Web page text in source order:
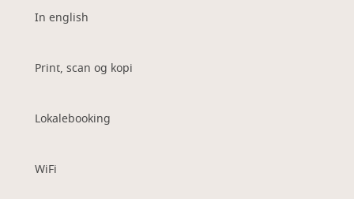
In english
Print, scan og kopi
Lokalebooking
WiFi